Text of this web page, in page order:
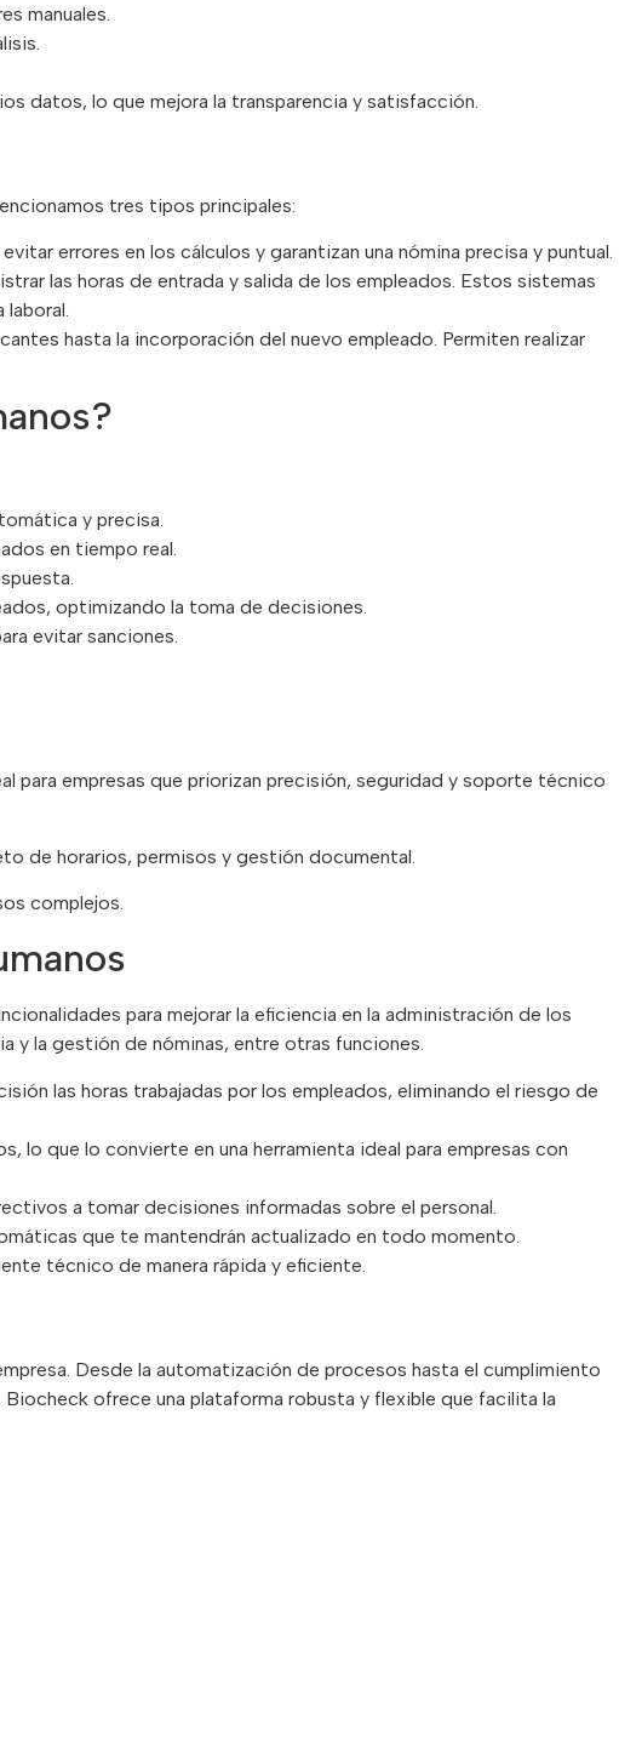
manuales.
datos, lo que mejora la transparencia y satisfacción.
tres tipos principales:
errores en los cálculos y garantizan una nómina precisa y puntual.
las horas de entrada y salida de los empleados. Estos sistemas
hasta la incorporación del nuevo empleado. Permiten realizar
y precisa.
en tiempo real.
optimizando la toma de decisiones.
evitar sanciones.
empresas que priorizan precisión, seguridad y soporte técnico
de horarios, permisos y gestión documental.
complejos.
para mejorar la eficiencia en la administración de los
y la gestión de nóminas, entre otras funciones.
las horas trabajadas por los empleados, eliminando el riesgo de
que lo convierte en una herramienta ideal para empresas con
a tomar decisiones informadas sobre el personal.
que te mantendrán actualizado en todo momento.
técnico de manera rápida y eficiente.
Desde la automatización de procesos hasta el cumplimiento
ofrece una plataforma robusta y flexible que facilita la